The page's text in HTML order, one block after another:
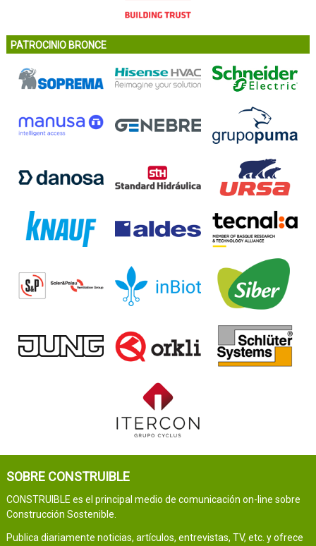
PATROCINIO BRONCE
SOBRE CONSTRUIBLE
CONSTRUIBLE es el principal medio de comunicación on-line sobre
Construcción Sostenible.
Publica diariamente noticias, artículos, entrevistas, TV, etc. y ofrece